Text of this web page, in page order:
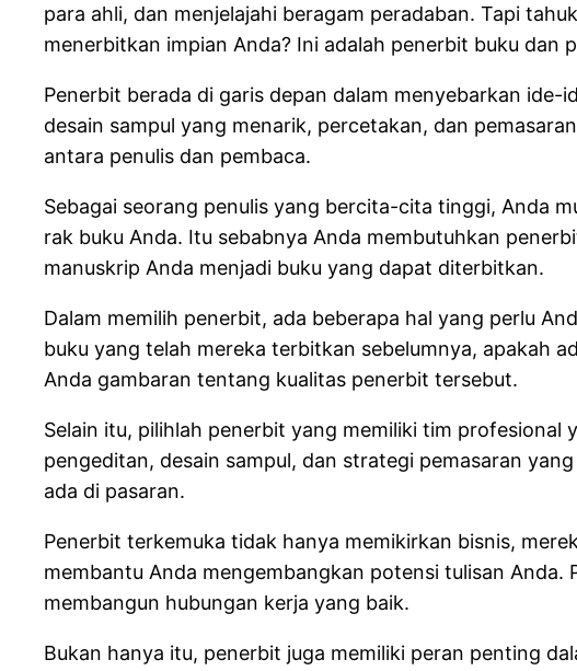
para ahli, dan menjelajahi beragam peradaban. Tapi
menerbitkan impian Anda? Ini adalah penerbit buku dan
Penerbit berada di garis depan dalam menyebarkan
desain sampul yang menarik, percetakan, dan
antara penulis dan pembaca.
Sebagai seorang penulis yang bercita-cita tinggi, Anda
rak buku Anda. Itu sebabnya Anda membutuhkan
manuskrip Anda menjadi buku yang dapat diterbitkan.
Dalam memilih penerbit, ada beberapa hal yang perlu
buku yang telah mereka terbitkan sebelumnya, apakah
Anda gambaran tentang kualitas penerbit tersebut.
Selain itu, pilihlah penerbit yang memiliki tim profesional
pengeditan, desain sampul, dan strategi pemasaran
ada di pasaran.
Penerbit terkemuka tidak hanya memikirkan bisnis,
membantu Anda mengembangkan potensi tulisan
membangun hubungan kerja yang baik.
Bukan hanya itu, penerbit juga memiliki peran penting